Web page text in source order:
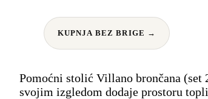
KUPNJA BEZ BRIGE →
Pomoćni stolić Villano brončana
svojim izgledom dodaje prostoru